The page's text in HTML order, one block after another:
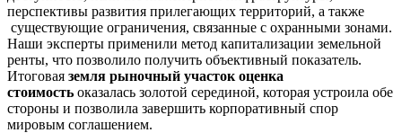
перспективы развития прилегающих территорий, а также
существующие ограничения, связанные с охранными зонами.
Наши эксперты применили метод капитализации земельной
ренты, что позволило получить объективный показатель.
Итоговая земля рыночный участок оценка
стоимость оказалась золотой серединой, которая устроила обе
стороны и позволила завершить корпоративный спор
мировым соглашением.